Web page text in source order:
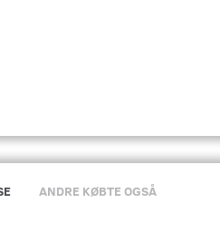
ANDRE KØBTE OGSÅ